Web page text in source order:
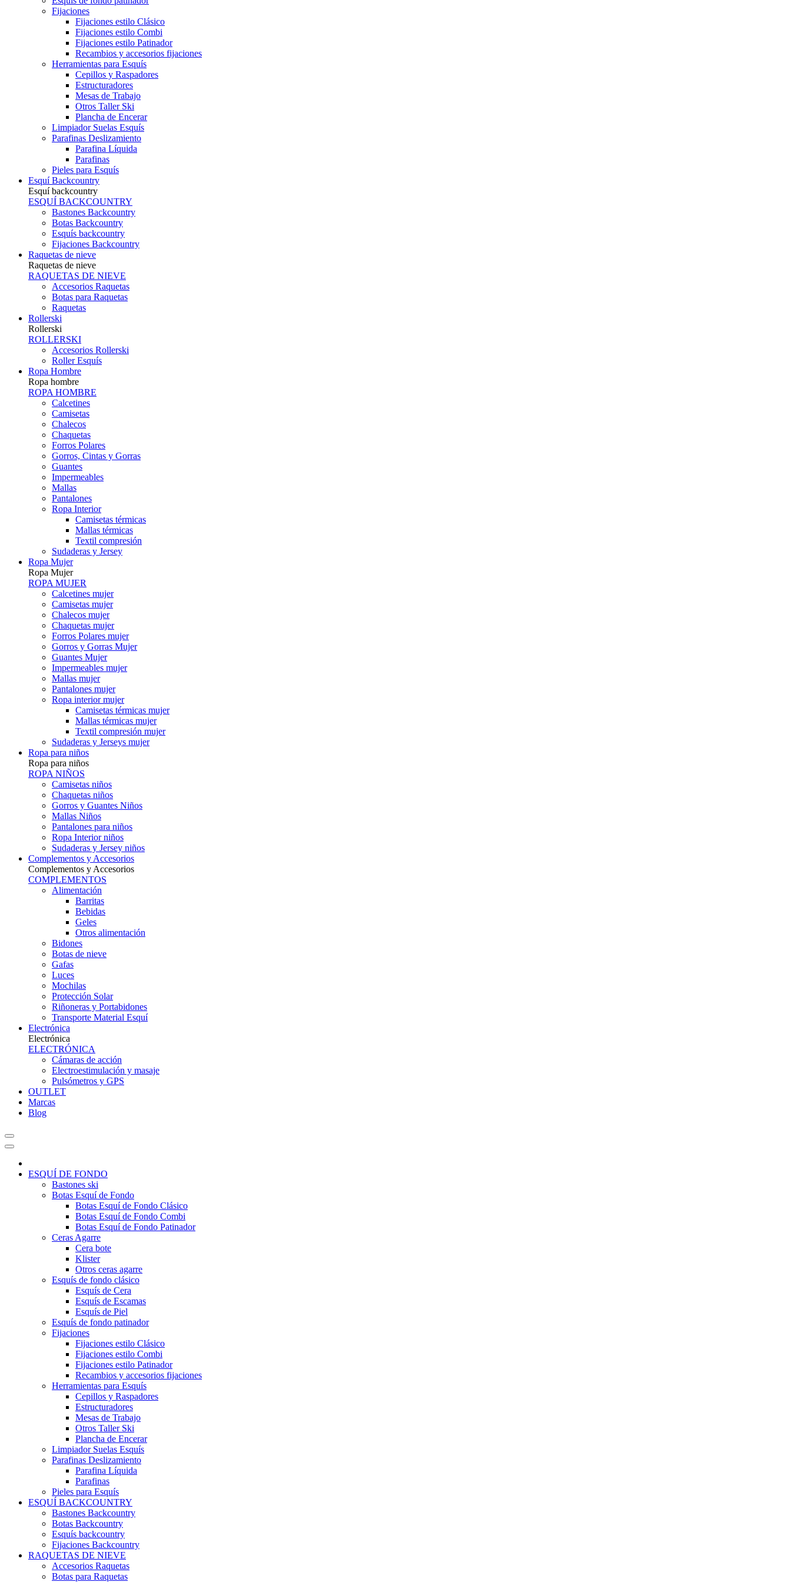
Fijaciones
Fijaciones estilo Clásico
Fijaciones estilo Combi
Fijaciones estilo Patinador
Recambios y accesorios fijaciones
Herramientas para Esquís
Cepillos y Raspadores
Estructuradores
Mesas de Trabajo
Otros Taller Ski
Plancha de Encerar
Limpiador Suelas Esquís
Parafinas Deslizamiento
Parafina Líquida
Parafinas
Pieles para Esquís
Esquí Backcountry
Esquí backcountry
ESQUÍ BACKCOUNTRY
Bastones Backcountry
Botas Backcountry
Esquís backcountry
Fijaciones Backcountry
Raquetas de nieve
Raquetas de nieve
RAQUETAS DE NIEVE
Accesorios Raquetas
Botas para Raquetas
Raquetas
Rollerski
Rollerski
ROLLERSKI
Accesorios Rollerski
Roller Esquís
Ropa Hombre
Ropa hombre
ROPA HOMBRE
Calcetines
Camisetas
Chalecos
Chaquetas
Forros Polares
Gorros, Cintas y Gorras
Guantes
Impermeables
Mallas
Pantalones
Ropa Interior
Camisetas térmicas
Mallas térmicas
Textil compresión
Sudaderas y Jersey
Ropa Mujer
Ropa Mujer
ROPA MUJER
Calcetines mujer
Camisetas mujer
Chalecos mujer
Chaquetas mujer
Forros Polares mujer
Gorros y Gorras Mujer
Guantes Mujer
Impermeables mujer
Mallas mujer
Pantalones mujer
Ropa interior mujer
Camisetas térmicas mujer
Mallas térmicas mujer
Textil compresión mujer
Sudaderas y Jerseys mujer
Ropa para niños
Ropa para niños
ROPA NIÑOS
Camisetas niños
Chaquetas niños
Gorros y Guantes Niños
Mallas Niños
Pantalones para niños
Ropa Interior niños
Sudaderas y Jersey niños
Complementos y Accesorios
Complementos y Accesorios
COMPLEMENTOS
Alimentación
Barritas
Bebidas
Geles
Otros alimentación
Bidones
Botas de nieve
Gafas
Luces
Mochilas
Protección Solar
Riñoneras y Portabidones
Transporte Material Esquí
Electrónica
Electrónica
ELECTRÓNICA
Cámaras de acción
Electroestimulación y masaje
Pulsómetros y GPS
OUTLET
Marcas
Blog
ESQUÍ DE FONDO
Bastones ski
Botas Esquí de Fondo
Botas Esquí de Fondo Clásico
Botas Esquí de Fondo Combi
Botas Esquí de Fondo Patinador
Ceras Agarre
Cera bote
Klister
Otros ceras agarre
Esquís de fondo clásico
Esquís de Cera
Esquís de Escamas
Esquís de Piel
Esquís de fondo patinador
Fijaciones
Fijaciones estilo Clásico
Fijaciones estilo Combi
Fijaciones estilo Patinador
Recambios y accesorios fijaciones
Herramientas para Esquís
Cepillos y Raspadores
Estructuradores
Mesas de Trabajo
Otros Taller Ski
Plancha de Encerar
Limpiador Suelas Esquís
Parafinas Deslizamiento
Parafina Líquida
Parafinas
Pieles para Esquís
ESQUÍ BACKCOUNTRY
Bastones Backcountry
Botas Backcountry
Esquís backcountry
Fijaciones Backcountry
RAQUETAS DE NIEVE
Accesorios Raquetas
Botas para Raquetas